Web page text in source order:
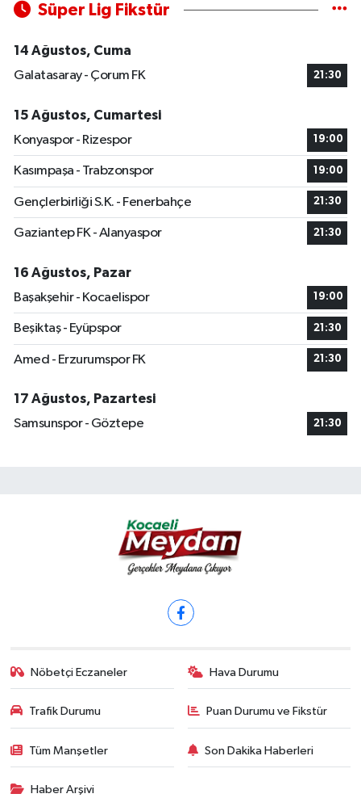
Süper Lig Fikstür
14 Ağustos, Cuma
Galatasaray - Çorum FK
21:30
15 Ağustos, Cumartesi
Konyaspor - Rizespor
19:00
Kasımpaşa - Trabzonspor 19:00
Gençlerbirliği S.K. - Fenerbahçe 21:30
Gaziantep FK - Alanyaspor 21:30
16 Ağustos, Pazar
Başakşehir - Kocaelispor
19:00
Beşiktaş - Eyüpspor 21:30
Amed - Erzurumspor FK 21:30
17 Ağustos, Pazartesi
Samsunspor - Göztepe
21:30
Nöbetçi Eczaneler Hava Durumu
Trafik Durumu Puan Durumu ve Fikstür
Tüm Manşetler Son Dakika Haberleri
Haber Arşivi